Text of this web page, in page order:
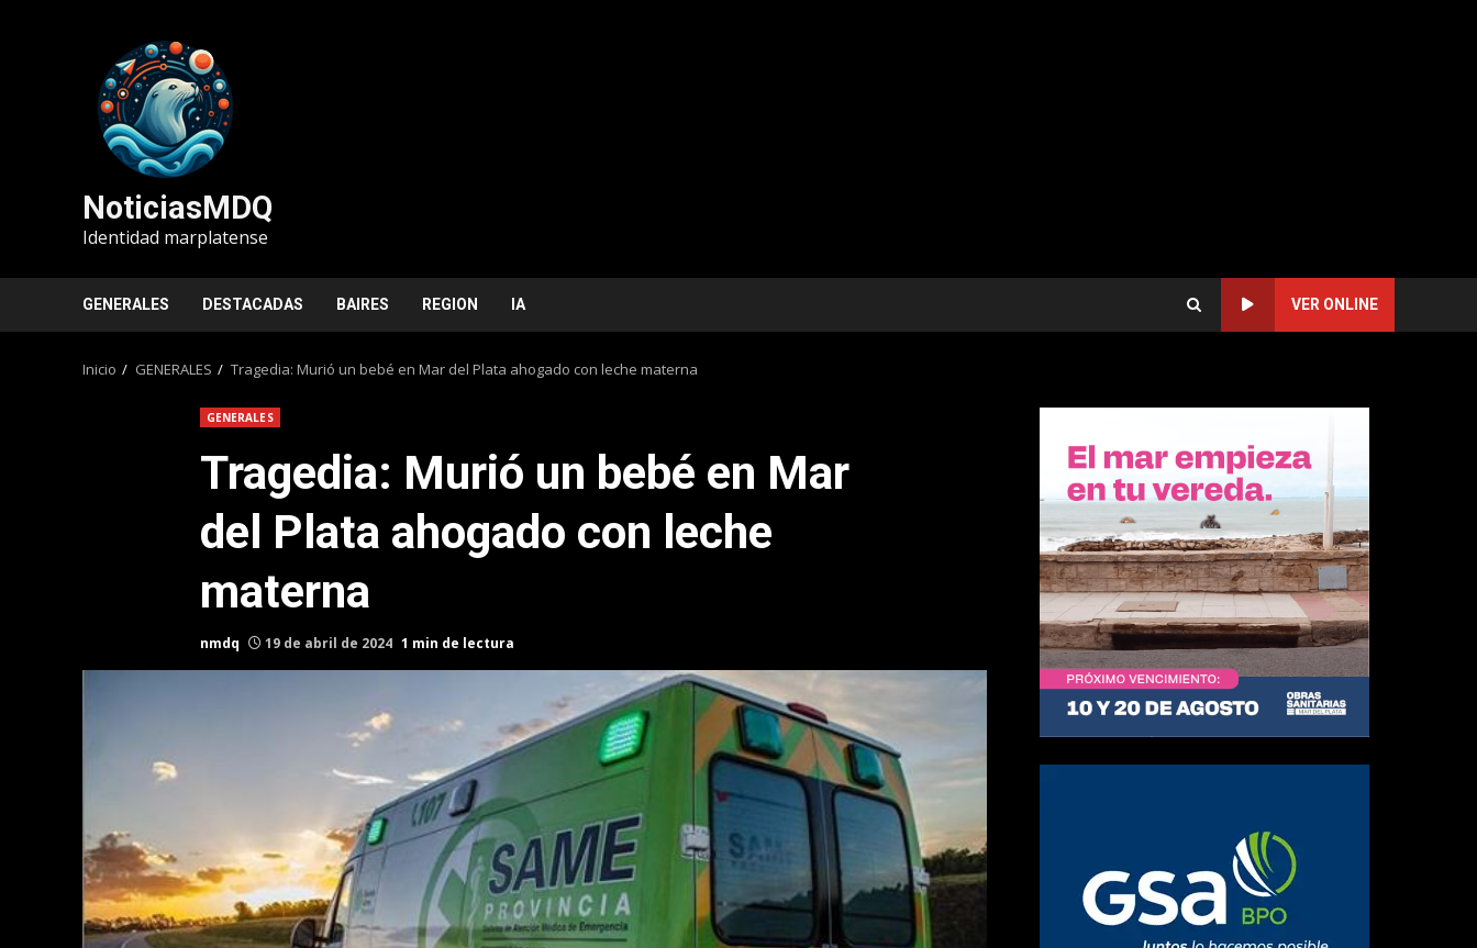
NoticiasMDQ
Identidad marplatense
GENERALES DESTACADAS BAIRES REGION IA VER ONLINE
Inicio GENERALES Tragedia: Murió un bebé en Mar del Plata ahogado con leche materna
GENERALES
Tragedia: Murió un bebé en Mar
del Plata ahogado con leche
materna
nmdq 19 de abril de 2024 1 min de lectura